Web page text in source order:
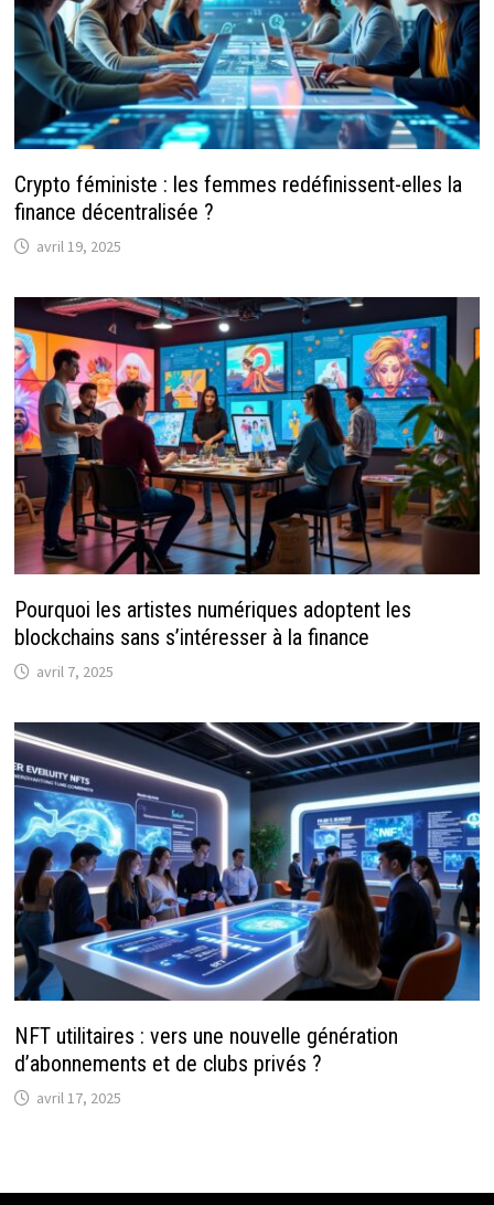
Crypto féministe : les femmes redéfinissent-elles la
finance décentralisée ?
avril 19, 2025
Pourquoi les artistes numériques adoptent les
blockchains sans s’intéresser à la finance
avril 7, 2025
NFT utilitaires : vers une nouvelle génération
d’abonnements et de clubs privés ?
avril 17, 2025